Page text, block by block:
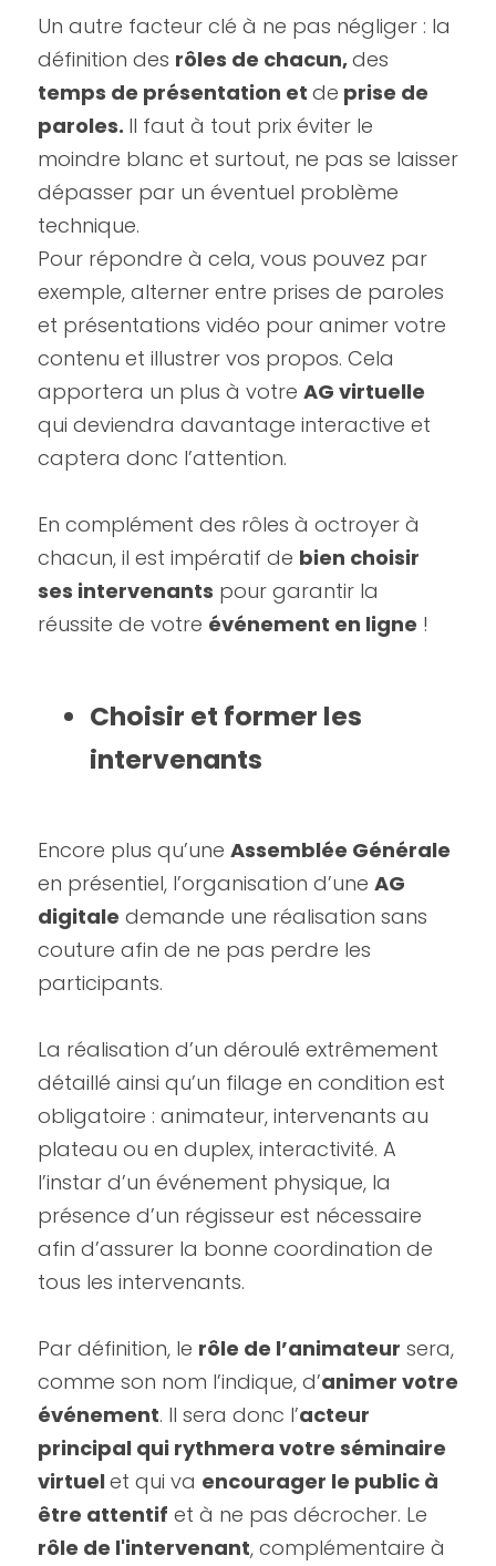
Un autre facteur clé à ne pas négliger : la
définition des rôles de chacun, des
temps de présentation et de prise de
paroles. Il faut à tout prix éviter le
moindre blanc et surtout, ne pas se laisser
dépasser par un éventuel problème
technique.
Pour répondre à cela, vous pouvez par
exemple, alterner entre prises de paroles
et présentations vidéo pour animer votre
contenu et illustrer vos propos. Cela
apportera un plus à votre AG virtuelle
qui deviendra davantage interactive et
captera donc l’attention.
En complément des rôles à octroyer à
chacun, il est impératif de bien choisir
ses intervenants pour garantir la
réussite de votre événement en ligne !
Choisir et former les
intervenants
Encore plus qu’une Assemblée Générale
en présentiel, l’organisation d’une AG
digitale demande une réalisation sans
couture afin de ne pas perdre les
participants.
La réalisation d’un déroulé extrêmement
détaillé ainsi qu’un filage en condition est
obligatoire : animateur, intervenants au
plateau ou en duplex, interactivité. A
l’instar d’un événement physique, la
présence d’un régisseur est nécessaire
afin d’assurer la bonne coordination de
tous les intervenants.
Par définition, le rôle de l’animateur sera,
comme son nom l’indique, d’animer votre
événement. Il sera donc l’acteur
principal qui rythmera votre séminaire
virtuel et qui va encourager le public à
être attentif
rôle de l'intervenant, complémentaire à